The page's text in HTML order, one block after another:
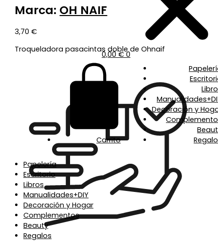
0,00€ 0
Carrito
Decoración y
Papelería
Escritorio
Libros
Manualidades+DIY
Decoración y Hogar
Complementos
Beauty
Regalos
Marca: OH NAIF
3,70€
Troqueladora pasacintas doble de Ohnaif